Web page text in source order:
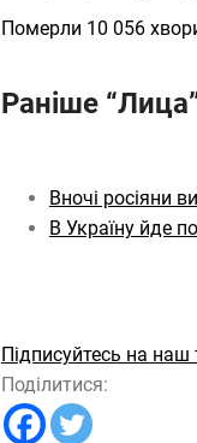
Померли 10 056
Раніше
Вночі росіяни
В Україну йде
Підписуйтесь на
Поділитися: